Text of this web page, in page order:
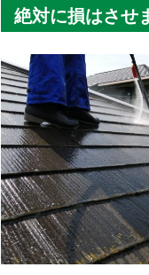
絶対に損はさせ